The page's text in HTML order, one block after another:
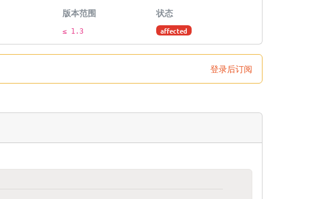
版本范围
状态
≤ 1.3 affected
登录后订阅